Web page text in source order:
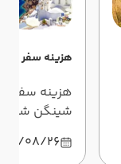
هزینه سفر به
هزینه سفر
شینگن
آشنا08/26